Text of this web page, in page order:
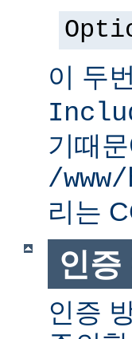
이 두
기때
/
리는
인증
인증